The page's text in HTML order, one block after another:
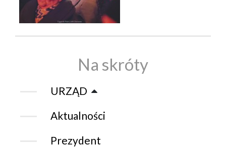
Na skróty
URZĄD
Aktualności
Prezydent